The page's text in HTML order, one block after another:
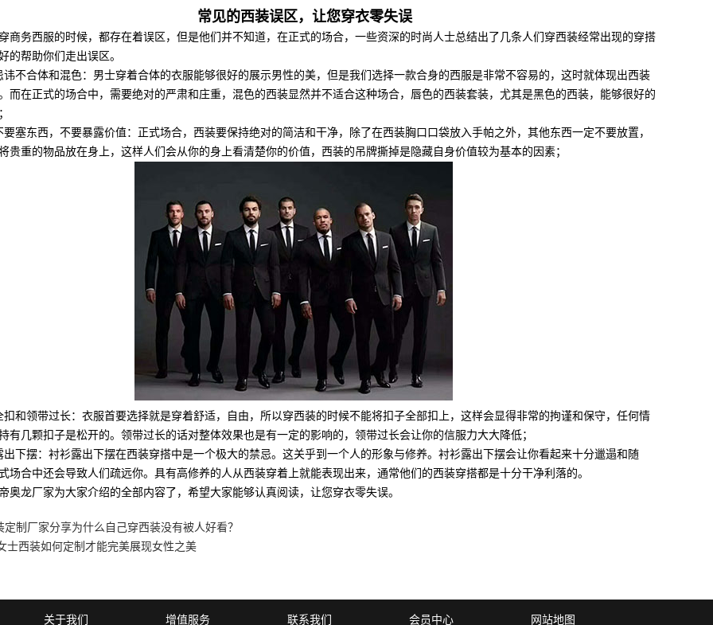
常见的西装误区，让您穿衣零失误
西服的时候，都存在着误区，但是他们并不知道，在正式的场合，一些资深的时尚人士总结出了几条人们穿西装经常出现的穿搭
的帮助你们走出误区。
合体和混色：男士穿着合体的衣服能够很好的展示男性的美，但是我们选择一款合身的西服是非常不容易的，这时就体现出西装
而在正式的场合中，需要绝对的严肃和庄重，混色的西装显然并不适合这种场合，唇色的西装套装，尤其是黑色的西装，能够很好的
东西，不要暴露价值：正式场合，西装要保持绝对的简洁和干净，除了在西装胸口口袋放入手帕之外，其他东西一定不要放置，
贵重的物品放在身上，这样人们会从你的身上看清楚你的价值，西装的吊牌撕掉是隐藏自身价值较为基本的因素；
领带过长：衣服首要选择就是穿着舒适，自由，所以穿西装的时候不能将扣子全部扣上，这样会显得非常的拘谨和保守，任何情
有几颗扣子是松开的。领带过长的话对整体效果也是有一定的影响的，领带过长会让你的信服力大大降低；
摆：衬衫露出下摆在西装穿搭中是一个极大的禁忌。这关乎到一个人的形象与修养。衬衫露出下摆会让你看起来十分邋遢和随
场合中还会导致人们疏远你。具有高修养的人从西装穿着上就能表现出来，通常他们的西装穿搭都是十分干净利落的。
厂家为大家介绍的全部内容了，希望大家能够认真阅读，让您穿衣零失误。
定制厂家分享为什么自己穿西装没有被人好看？
士西装如何定制才能完美展现女性之美
关于我们 增值服务 联系我们 会员中心 网站地图